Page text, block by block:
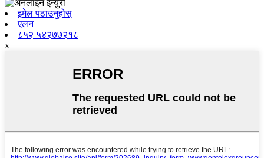
इमेल पठाउनुहोस्
एलन
८५२ ५४२७७२१८
x